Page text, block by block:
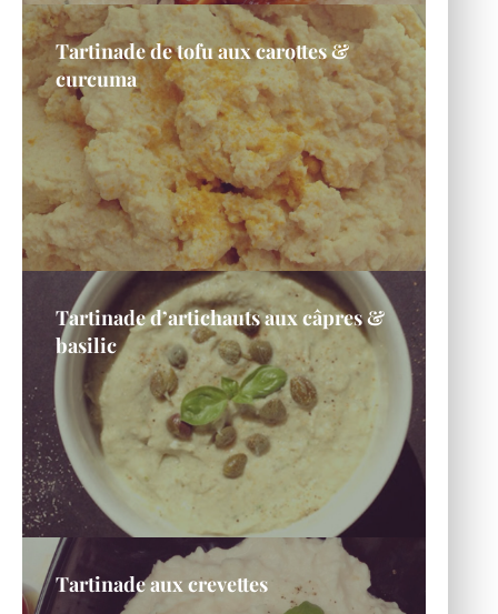
Tartinade de tofu aux carottes &
curcuma
Tartinade d’artichauts aux câpres &
basilic
Tartinade aux crevettes